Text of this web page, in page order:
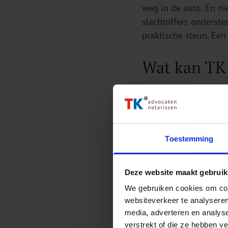
Toestemming
Deze website maakt
We gebruiken cookies om
websiteverkeer te
media, adverteren en
verstrekt of die ze hebben
weg in de auto. En
slachtoffers
praktische steun.
Wat kan
letselschade, is het
huisarts om het
gemaakte kosten,
Conclusie
De Europese Dag